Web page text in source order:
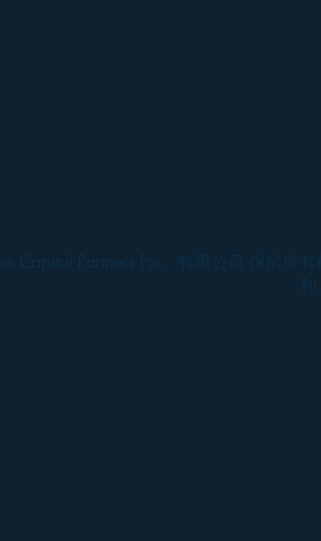
Capital Partners Pte。有限公司-保留所有